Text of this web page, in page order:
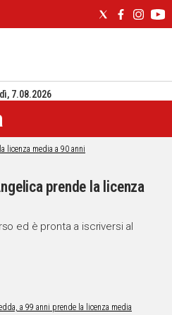
7.08.2026
prende la licenza
ed è pronta a iscriversi al